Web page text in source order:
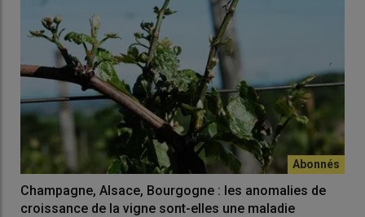
Champagne, Alsace, Bourgogne : les anomalies de
croissance de la vigne sont-elles une maladie